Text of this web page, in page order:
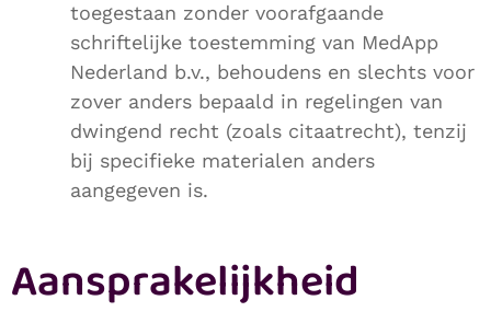
toegestaan zonder voorafgaande
schriftelijke toestemming van MedApp
Nederland b.v., behoudens en slechts voor
zover anders bepaald in regelingen van
dwingend recht (zoals citaatrecht), tenzij
bij specifieke materialen anders
aangegeven is.
Aansprakelijkheid